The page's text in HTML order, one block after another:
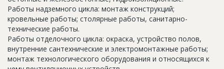
Работы надземного цикла: монтаж конструкций;
кровельные работы; столярные работы, санитарно-
технические работы.
Работы отделочного цикла: окраска, устройство полов,
внутренние сантехнические и электромонтажные работы;
монтаж технологического оборудования и относящихся к